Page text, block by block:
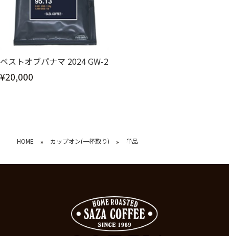
ベストオブパナマ 2024 GW-2
¥20,000
HOME » カップオン(一杯取り) » 単品